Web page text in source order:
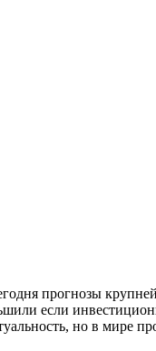
прогнозы
если
но в мире